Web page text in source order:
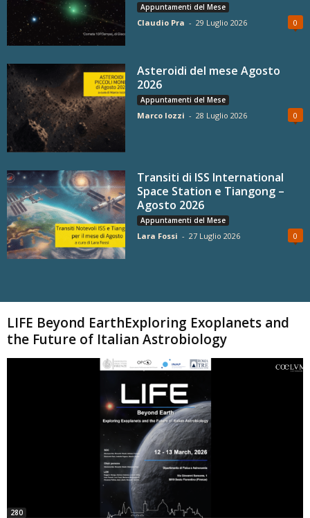
Appuntamenti del Mese
Claudio Pra - 29 Luglio 2026 0
Asteroidi del mese Agosto
2026
Appuntamenti del Mese
Marco Iozzi - 28 Luglio 2026 0
Transiti di ISS International
Space Station e Tiangong –
Agosto 2026
Appuntamenti del Mese
Lara Fossi - 27 Luglio 2026 0
LIFE Beyond EarthExploring Exoplanets and
the Future of Italian Astrobiology
280